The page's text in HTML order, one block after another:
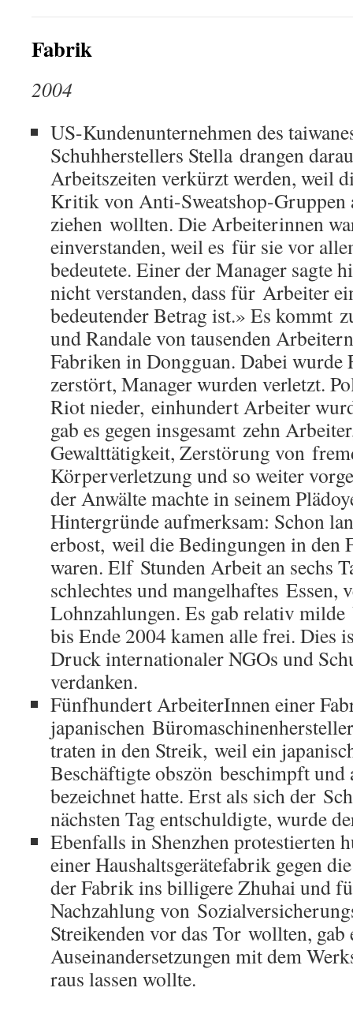
Fabrik
2004
US-Kundenunternehmen des
Schuhherstellers Stella drangen
Arbeitszeiten verkürzt werden, weil
Kritik von Anti-Sweatshop-Gruppen
ziehen wollten. Die Arbeiterinnen
einverstanden, weil es für sie vor
bedeutete. Einer der Manager sagte
nicht verstanden, dass für Arbeiter
bedeutender Betrag ist.» Es kommt
und Randale von tausenden
Fabriken in Dongguan. Dabei wurde
zerstört, Manager wurden verletzt.
Riot nieder, einhundert Arbeiter
gab es gegen insgesamt zehn
Gewalttätigkeit, Zerstörung von
Körperverletzung und so weiter
der Anwälte machte in seinem
Hintergründe aufmerksam: Schon
erbost, weil die Bedingungen in den
waren. Elf Stunden Arbeit an sechs
schlechtes und mangelhaftes Essen,
Lohnzahlungen. Es gab relativ
bis Ende 2004 kamen alle frei. Dies
Druck internationaler NGOs und
verdanken.
Fünfhundert ArbeiterInnen einer
japanischen
traten in den Streik, weil ein
Beschäftigte obszön beschimpft und
bezeichnet hatte. Erst als sich der
nächsten Tag entschuldigte, wurde
Ebenfalls in Shenzhen protestierten
einer Haushaltsgerätefabrik gegen
der Fabrik ins billigere Zhuhai und
Nachzahlung von
Streikenden vor das Tor wollten, gab
Auseinandersetzungen mit dem
raus lassen wollte.